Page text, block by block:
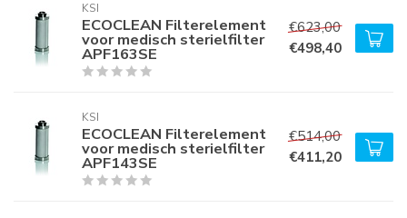
KSI
ECOCLEAN Filterelement
voor medisch sterielfilter
APF163SE
€623,00
€498,40
KSI
ECOCLEAN Filterelement
voor medisch sterielfilter
APF143SE
€514,00
€411,20